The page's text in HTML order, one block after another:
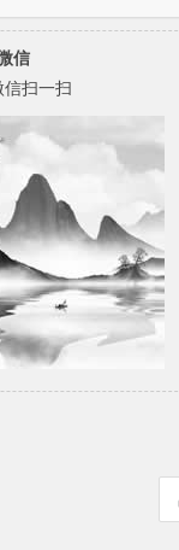
信
扫一扫